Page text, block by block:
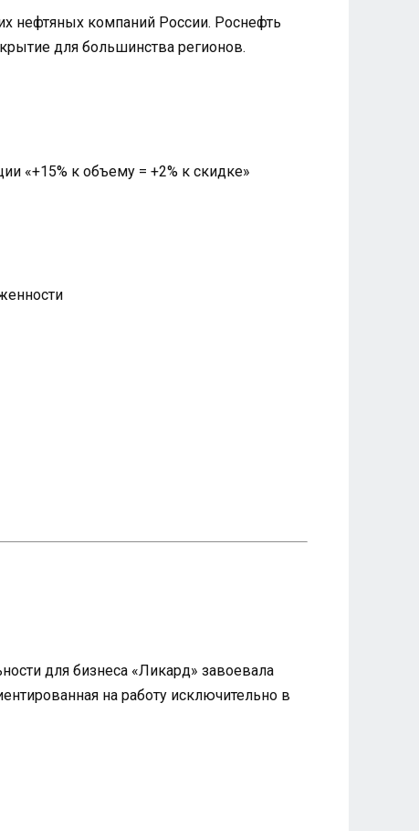
нефтяных компаний России. Роснефть
для большинства регионов.
«+15% к объему = +2% к скидке»
для бизнеса «Ликард» завоевала
на работу исключительно в